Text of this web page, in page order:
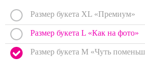
Размер букета XL «Премиум»
Размер букета L «Как на фото»
Размер букета M «Чуть